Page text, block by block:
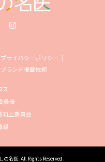
プライバシーポリシー
ブランド掲載依頼
ス
員長
向上委員会
報
の名医. All Rights Reserved.